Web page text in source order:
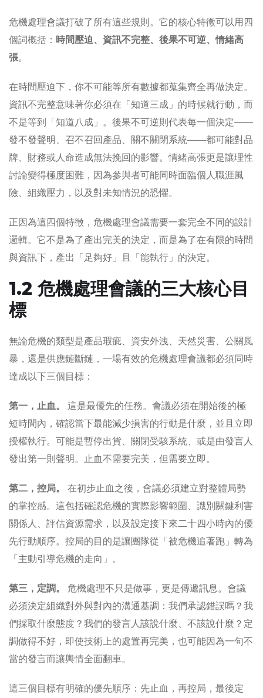
危機處理會議打破了所有這些規則。它的核心特徵可以用四
個詞概括： 時間壓迫、資訊不完整、後果不可逆、情緒高
張。
在時間壓迫下，你不可能等所有數據都蒐集齊全再做決定。
資訊不完整意味著你必須在「知道三成」的時候就行動，而
不是等到「知道八成」。後果不可逆則代表每一個決定——
發不發聲明、召不召回產品、關不關閉系統——都可能對品
牌、財務或人命造成無法挽回的影響。情緒高張更是讓理性
討論變得極度困難，因為參與者可能同時面臨個人職涯風
險、組織壓力，以及對未知情況的恐懼。
正因為這四個特徵，危機處理會議需要一套完全不同的設計
邏輯。它不是為了產出完美的決定，而是為了在有限的時間
與資訊下，產出「足夠好」且「能執行」的決定。
1.2 危機處理會議的三大核心目
標
無論危機的類型是產品瑕疵、資安外洩、天然災害、公關風
暴，還是供應鏈斷鏈，一場有效的危機處理會議都必須同時
達成以下三個目標：
第一，止血。
這是最優先的任務。會議必須在開始後的極
短時間內，確認當下最能減少損害的行動是什麼，並且立即
授權執行。可能是暫停出貨、關閉受駭系統、或是由發言人
發出第一則聲明。止血不需要完美，但需要立即。
第二，控局。
在初步止血之後，會議必須建立對整體局勢
的掌控感。這包括確認危機的實際影響範圍、識別關鍵利害
關係人、評估資源需求，以及設定接下來二十四小時內的優
先行動順序。控局的目的是讓團隊從「被危機追著跑」轉為
「主動引導危機的走向」。
第三，定調。
危機處理不只是做事，更是傳遞訊息。會議
必須決定組織對外與對內的溝通基調：我們承認錯誤嗎？我
們採取什麼態度？我們的發言人該說什麼、不該說什麼？定
調做得不好，即使技術上的處置再完美，也可能因為一句不
當的發言而讓輿情全面翻車。
這三個目標有明確的優先順序：先止血，再控局，最後定